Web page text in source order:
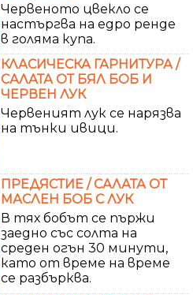
Червеното цвекло се
настъргва на едро ренде
в голяма купа.
КЛАСИЧЕСКА ГАРНИТУРА /
САЛАТА ОТ БЯЛ БОБ И
ЧЕРВЕН ЛУК
Червеният лук се нарязва
на тънки ивици.
ПРЕДЯСТИЕ / САЛАТА ОТ
МАСЛЕН БОБ С ЛУК
В тях бобът се пържи
заедно със солта на
среден огън 30 минути,
като от време на време
се разбърква.